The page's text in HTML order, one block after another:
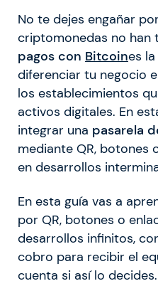
No te dejes engañar
criptomonedas no han
pagos con Bitcoines
diferenciar tu negocio
los establecimientos
activos digitales. En
integrar una pasarela
mediante QR, botones
en desarrollos
En esta guía vas a
por QR, botones o
desarrollos infinitos,
cobro para recibir el
cuenta si así lo